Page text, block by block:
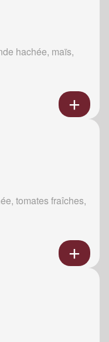
hachée, maïs,
tomates fraîches,